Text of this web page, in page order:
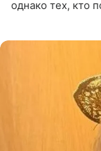
однако тех, кто